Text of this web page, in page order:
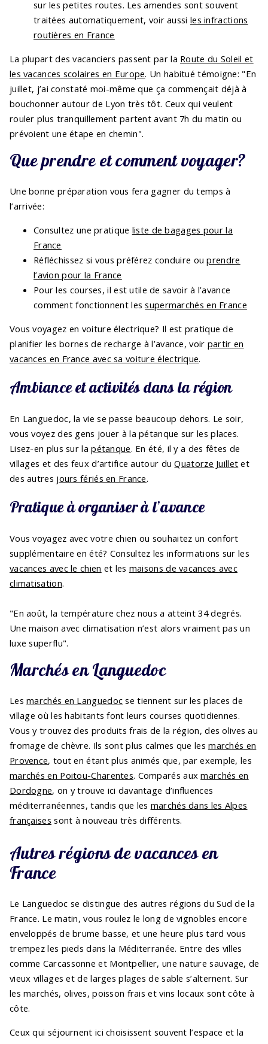
sur les petites routes. Les amendes sont souvent
traitées automatiquement, voir aussi les infractions
routières en France
La plupart des vacanciers passent par la Route du Soleil et
les vacances scolaires en Europe. Un habitué témoigne: "En
juillet, j’ai constaté moi-même que ça commençait déjà à
bouchonner autour de Lyon très tôt. Ceux qui veulent
rouler plus tranquillement partent avant 7h du matin ou
prévoient une étape en chemin".
Que prendre et comment voyager?
Une bonne préparation vous fera gagner du temps à
l’arrivée:
Consultez une pratique liste de bagages pour la
France
Réfléchissez si vous préférez conduire ouprendre
l’avion pour la France
Pour les courses, il est utile de savoir à l’avance
comment fonctionnent lessupermarchés en France
Vous voyagez en voiture électrique? Il est pratique de
planifier les bornes de recharge à l’avance, voir partir en
vacances en France avec sa voiture électrique.
Ambiance et activités dans la région
En Languedoc, la vie se passe beaucoup dehors. Le soir,
vous voyez des gens jouer à la pétanque sur les places.
Lisez-en plus sur lapétanque. En été, il y a des fêtes de
villages et des feux d’artifice autour duQuatorze Juillet et
des autres jours fériés en France.
Pratique à organiser à l’avance
Vous voyagez avec votre chien ou souhaitez un confort
supplémentaire en été? Consultez les informations sur les
vacances avec le chien et les maisons de vacances avec
climatisation.
"En août, la température chez nous a atteint 34 degrés.
Une maison avec climatisation n’est alors vraiment pas un
luxe superflu".
Marchés en Languedoc
Lesmarchés en Languedoc se tiennent sur les places de
village où les habitants font leurs courses quotidiennes.
Vous y trouvez des produits frais de la région, des olives au
fromage de chèvre. Ils sont plus calmes que lesmarchés en
Provence, tout en étant plus animés que, par exemple, les
marchés en Poitou-Charentes. Comparés auxmarchés en
Dordogne, on y trouve ici davantage d’influences
méditerranéennes, tandis que les marchés dans les Alpes
françaises sont à nouveau très différents.
Autres régions de vacances en
France
Le Languedoc se distingue des autres régions du Sud de la
France. Le matin, vous roulez le long de vignobles encore
enveloppés de brume basse, et une heure plus tard vous
trempez les pieds dans la Méditerranée. Entre des villes
comme Carcassonne et Montpellier, une nature sauvage, de
vieux villages et de larges plages de sable s’alternent. Sur
les marchés, olives, poisson frais et vins locaux sont côte à
côte.
Ceux qui séjournent ici choisissent souvent l’espace et la